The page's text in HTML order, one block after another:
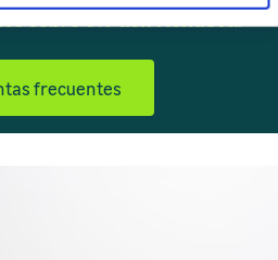
sobre el
.
frecuentes